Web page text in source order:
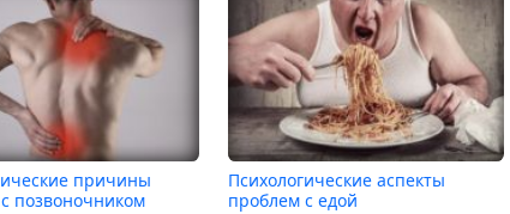
причины
позвоночником
Психологические аспекты
проблем с едой